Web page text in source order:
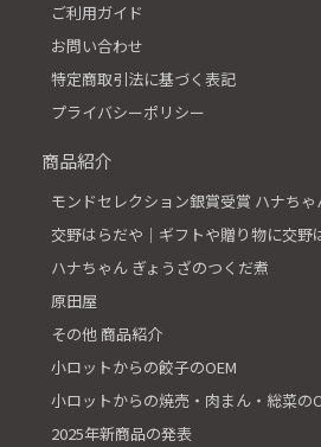
ご利用ガイド
お問い合わせ
特定商取引法に基づく表記
プライバシーポリシー
商品紹介
モンドセレクション銀賞受賞 ハナちゃ
交野はらだや│ギフトや贈り物に交野
ハナちゃん ぎょうざのつくだ煮
原田屋
その他 商品紹介
小ロットからの餃子のOEM
小ロットからの焼売・肉まん・総菜の
2025年新商品の発表